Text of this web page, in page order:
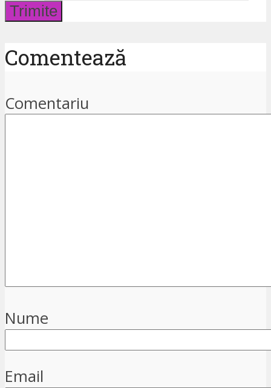
Trimite
Comentează
Comentariu
Nume
Email